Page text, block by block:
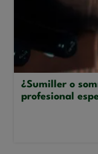
¿Sumiller o
profesional